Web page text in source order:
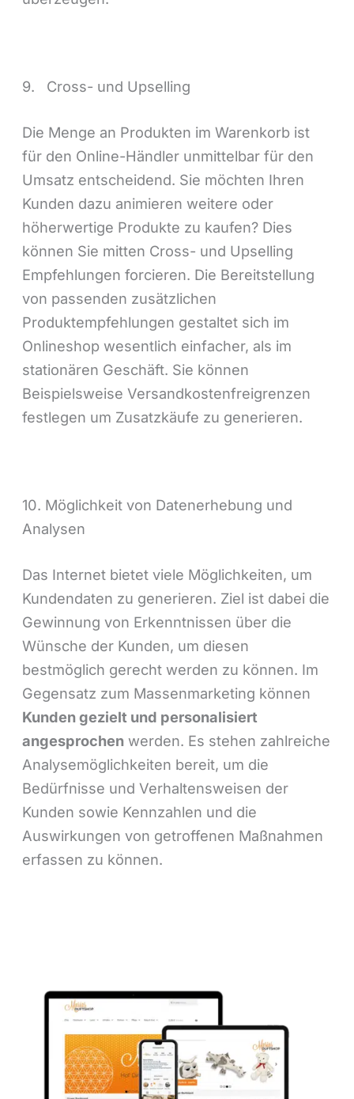
9. Cross- und Upselling
Die Menge an Produkten im Warenkorb ist
für den Online-Händler unmittelbar für den
Umsatz entscheidend. Sie möchten Ihren
Kunden dazu animieren weitere oder
höherwertige Produkte zu kaufen? Dies
können Sie mitten Cross- und Upselling
Empfehlungen forcieren. Die Bereitstellung
von passenden zusätzlichen
Produktempfehlungen gestaltet sich im
Onlineshop wesentlich einfacher, als im
stationären Geschäft. Sie können
Beispielsweise Versandkostenfreigrenzen
festlegen um Zusatzkäufe zu generieren.
10. Möglichkeit von Datenerhebung und
Analysen
Das Internet bietet viele Möglichkeiten, um
Kundendaten zu generieren. Ziel ist dabei die
Gewinnung von Erkenntnissen über die
Wünsche der Kunden, um diesen
bestmöglich gerecht werden zu können. Im
Gegensatz zum Massenmarketing können
Kunden gezielt und personalisiert
angesprochen werden. Es stehen zahlreiche
Analysemöglichkeiten bereit, um die
Bedürfnisse und Verhaltensweisen der
Kunden sowie Kennzahlen und die
Auswirkungen von getroffenen Maßnahmen
erfassen zu können.